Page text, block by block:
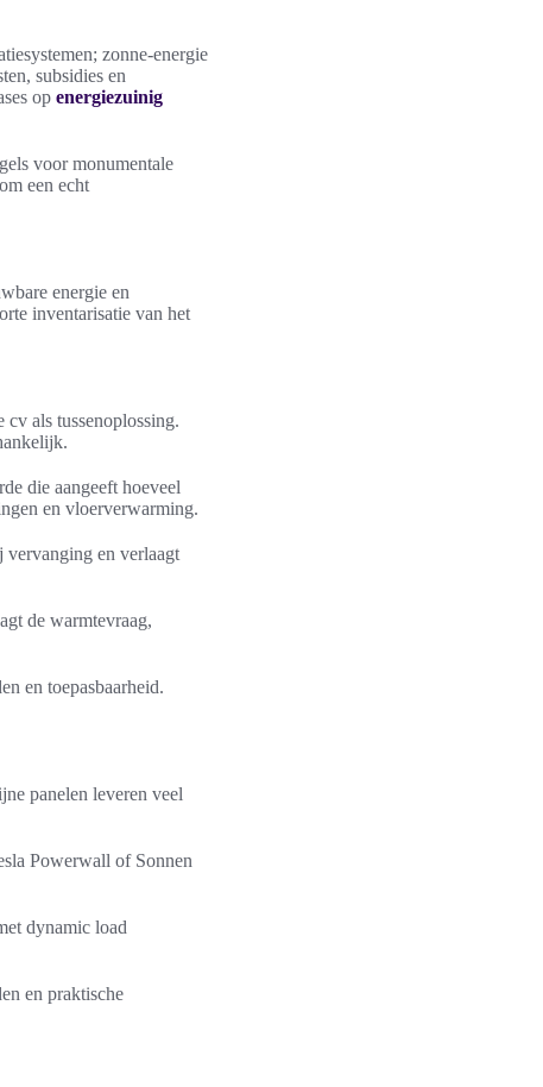
zonne-energie
subsidies en
op energiezuinig
voor monumentale
een echt
energie en
inventarisatie van het
als tussenoplossing.
die aangeeft hoeveel
en vloerverwarming.
en verlaagt
de warmtevraag,
en toepasbaarheid.
panelen leveren veel
Powerwall of Sonnen
dynamic load
en praktische